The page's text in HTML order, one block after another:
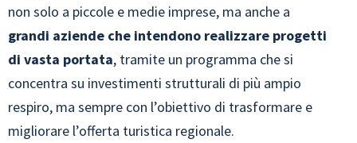
non solo a piccole e medie imprese, ma anche a
grandi aziende che intendono realizzare progetti
di vasta portata, tramite un programma che si
concentra su investimenti strutturali di più ampio
respiro, ma sempre con l’obiettivo di trasformare e
migliorare l’offerta turistica regionale.